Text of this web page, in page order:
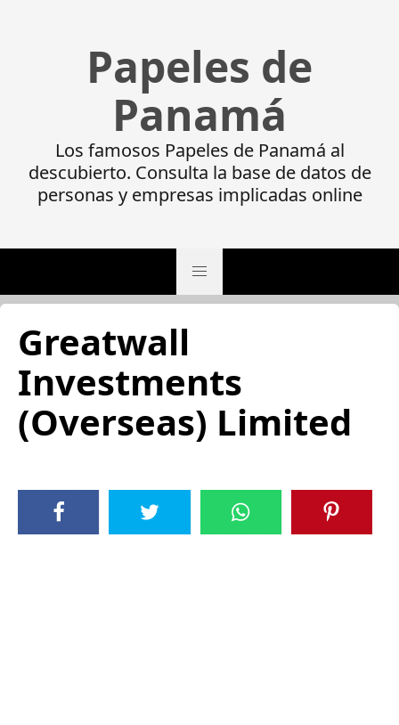
Papeles de
Panamá
Los famosos Papeles de Panamá al
descubierto. Consulta la base de datos de
personas y empresas implicadas online
Greatwall
Investments
(Overseas) Limited